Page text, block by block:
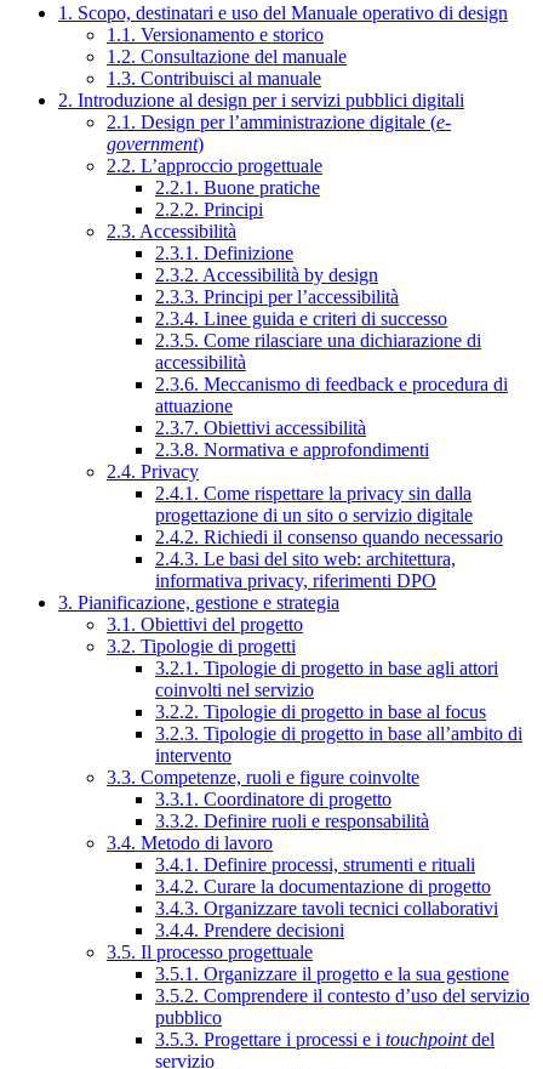
1. Scopo, destinatari e uso del Manuale operativo di design
1.1. Versionamento e storico
1.2. Consultazione del manuale
1.3. Contribuisci al manuale
2. Introduzione al design per i servizi pubblici digitali
2.1. Design per l’amministrazione digitale (e-
government)
2.2. L’approccio progettuale
2.2.1. Buone pratiche
2.2.2. Principi
2.3. Accessibilità
2.3.1. Definizione
2.3.2. Accessibilità by design
2.3.3. Principi per l’accessibilità
2.3.4. Linee guida e criteri di successo
2.3.5. Come rilasciare una dichiarazione di
accessibilità
2.3.6. Meccanismo di feedback e procedura di
attuazione
2.3.7. Obiettivi accessibilità
2.3.8. Normativa e approfondimenti
2.4. Privacy
2.4.1. Come rispettare la privacy sin dalla
progettazione di un sito o servizio digitale
2.4.2. Richiedi il consenso quando necessario
2.4.3. Le basi del sito web: architettura,
informativa privacy, riferimenti DPO
3. Pianificazione, gestione e strategia
3.1. Obiettivi del progetto
3.2. Tipologie di progetti
3.2.1. Tipologie di progetto in base agli attori
coinvolti nel servizio
3.2.2. Tipologie di progetto in base al focus
3.2.3. Tipologie di progetto in base all’ambito di
intervento
3.3. Competenze, ruoli e figure coinvolte
3.3.1. Coordinatore di progetto
3.3.2. Definire ruoli e responsabilità
3.4. Metodo di lavoro
3.4.1. Definire processi, strumenti e rituali
3.4.2. Curare la documentazione di progetto
3.4.3. Organizzare tavoli tecnici collaborativi
3.4.4. Prendere decisioni
3.5. Il processo progettuale
3.5.1. Organizzare il progetto e la sua gestione
3.5.2. Comprendere il contesto d’uso del servizio
pubblico
3.5.3. Progettare i processi e i touchpointdel
servizio